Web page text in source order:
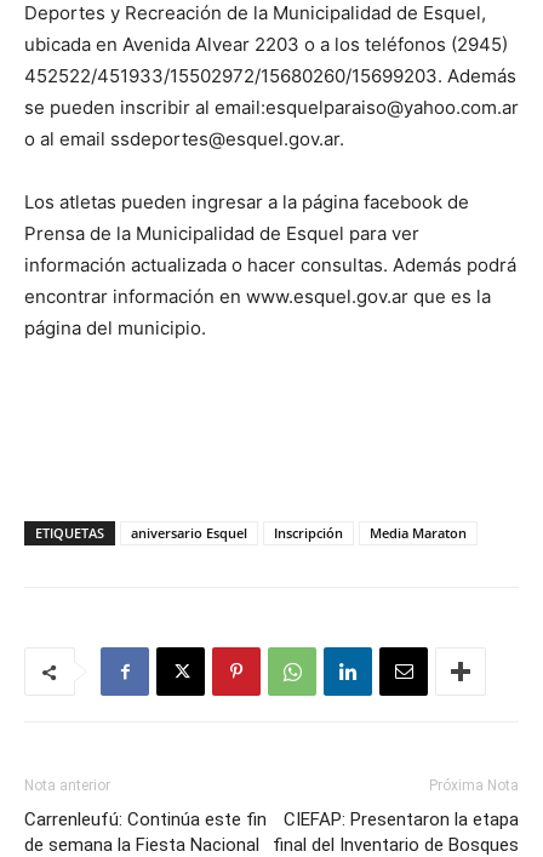
Deportes y Recreación de la Municipalidad de Esquel,
ubicada en Avenida Alvear 2203 o a los teléfonos (2945)
452522/451933/15502972/15680260/15699203. Además
se pueden inscribir al email:esquelparaiso@yahoo.com.ar
o al email ssdeportes@esquel.gov.ar.
Los atletas pueden ingresar a la página facebook de
Prensa de la Municipalidad de Esquel para ver
información actualizada o hacer consultas. Además podrá
encontrar información en www.esquel.gov.ar que es la
página del municipio.
ETIQUETAS aniversario Esquel Inscripción Media Maraton
Nota anterior
Carrenleufú: Continúa este fin
de semana la Fiesta Nacional
Próxima Nota
CIEFAP: Presentaron la etapa
final del Inventario de Bosques